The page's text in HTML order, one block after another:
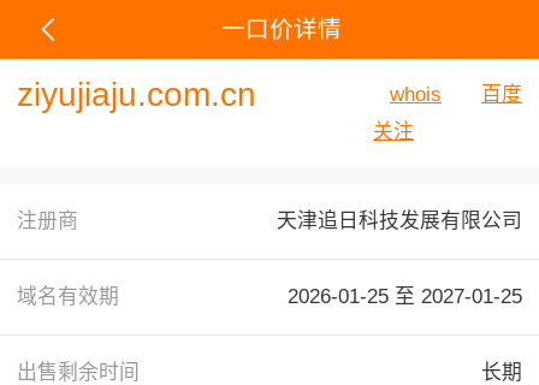
一口价详情
ziyujiaju.com.cn whois
百度
关注
注册商 天津追日科技发展有限公司
域名有效期 2026-01-25 至 2027-01-25
出售剩余时间 长期